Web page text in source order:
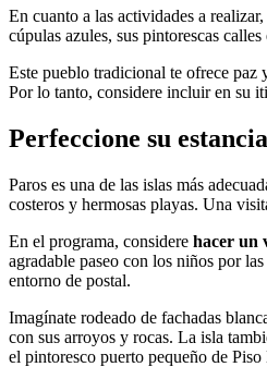
En cuanto a las actividades a
cúpulas azules, sus pintorescas
Este pueblo tradicional te ofrece paz
Por lo tanto, considere incluir en su
Perfeccione su
Paros es una de las islas más
costeros y hermosas playas. Una
En el programa, considere hacer un
agradable paseo con los niños por
entorno de postal.
Imagínate rodeado de fachadas
con sus arroyos y rocas. La isla
el pintoresco puerto pequeño de